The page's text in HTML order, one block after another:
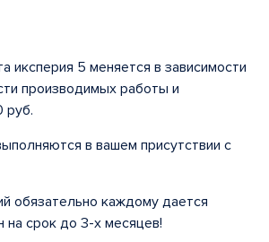
иксперия 5 меняется в зависимости
производимых работы и
руб.
в вашем присутствии с
обязательно каждому дается
на срок до 3-х месяцев!